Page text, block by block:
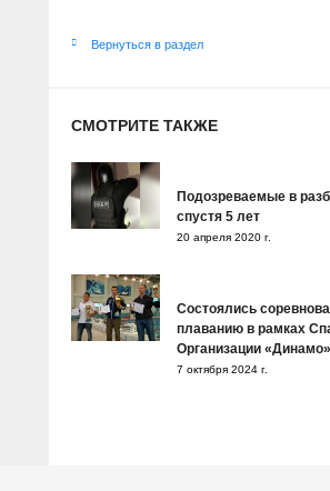
Вернуться в раздел
СМОТРИТЕ ТАКЖЕ
Подозреваемые в
спустя 5 лет
20 апреля 2020 г.
Состоялись
плаванию в рамках
Организации
7 октября 2024 г.